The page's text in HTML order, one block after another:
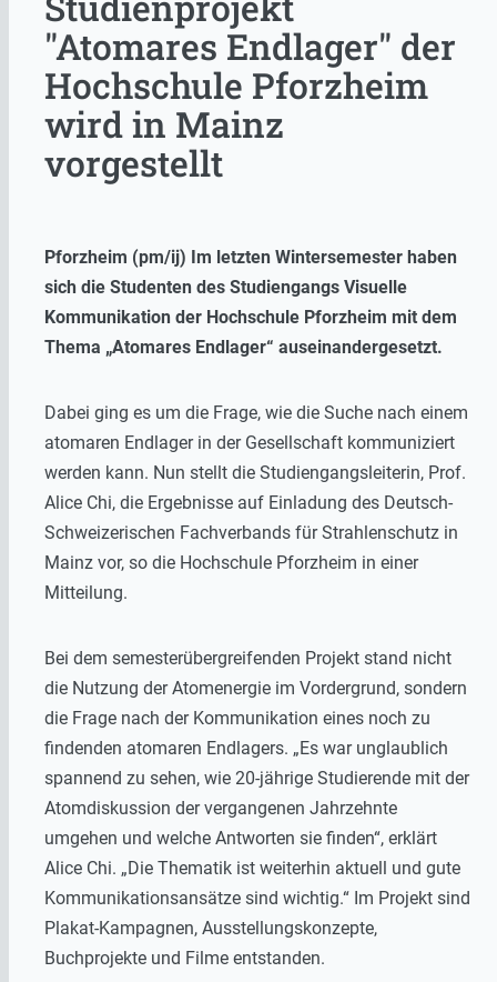
"Atomares Endlager" der
Hochschule Pforzheim
wird in Mainz
vorgestellt
Pforzheim (pm/ij) Im letzten Wintersemester haben
sich die Studenten des Studiengangs Visuelle
Kommunikation der Hochschule Pforzheim mit dem
Thema „Atomares Endlager“ auseinandergesetzt.
Dabei ging es um die Frage, wie die Suche nach einem
atomaren Endlager in der Gesellschaft kommuniziert
werden kann. Nun stellt die Studiengangsleiterin, Prof.
Alice Chi, die Ergebnisse auf Einladung des Deutsch-
Schweizerischen Fachverbands für Strahlenschutz in
Mainz vor, so die Hochschule Pforzheim in einer
Mitteilung.
Bei dem semesterübergreifenden Projekt stand nicht
die Nutzung der Atomenergie im Vordergrund, sondern
die Frage nach der Kommunikation eines noch zu
findenden atomaren Endlagers. „Es war unglaublich
spannend zu sehen, wie 20-jährige Studierende mit der
Atomdiskussion der vergangenen Jahrzehnte
umgehen und welche Antworten sie finden“, erklärt
Alice Chi. „Die Thematik ist weiterhin aktuell und gute
Kommunikationsansätze sind wichtig.“ Im Projekt sind
Plakat-Kampagnen, Ausstellungskonzepte,
Buchprojekte und Filme entstanden.